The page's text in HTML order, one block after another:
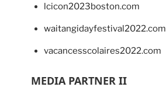
lcicon2023boston.com
waitangidayfestival2022.com
vacancesscolaires2022.com
MEDIA PARTNER II